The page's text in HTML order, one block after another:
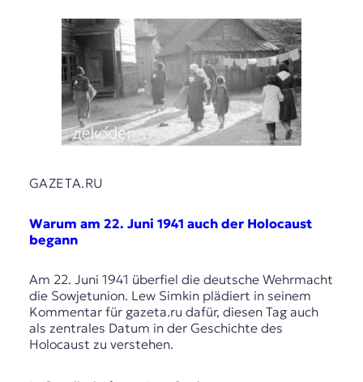
GAZETA.RU
Warum am 22. Juni 1941 auch der Holocaust
begann
Am 22. Juni 1941 überfiel die deutsche Wehrmacht
die Sowjetunion. Lew Simkin plädiert in seinem
Kommentar für gazeta.ru dafür, diesen Tag auch
als zentrales Datum in der Geschichte des
Holocaust zu verstehen.